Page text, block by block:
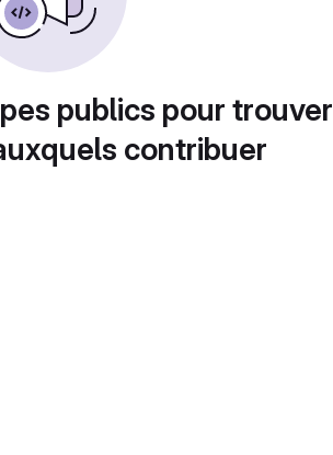
publics pour trouver
contribuer